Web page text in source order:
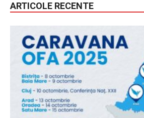
ARTICOLE RECENTE